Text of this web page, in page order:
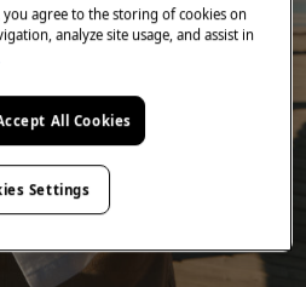
you agree to the storing of cookies on
analyze site usage, and assist in
All Cookies
Settings